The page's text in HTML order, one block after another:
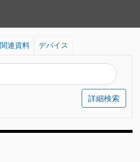
関連資料 デバイス
詳細検索